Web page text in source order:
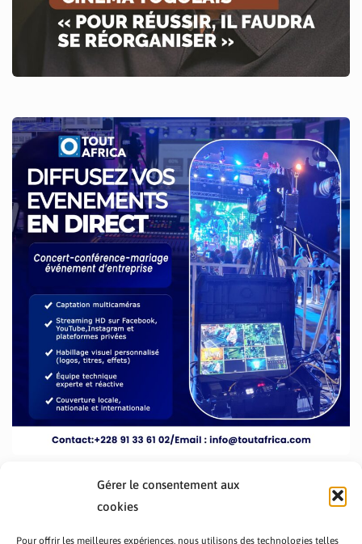
Gérer le consentement aux
cookies
Pour offrir les meilleures expériences, nous utilisons des technologies telles